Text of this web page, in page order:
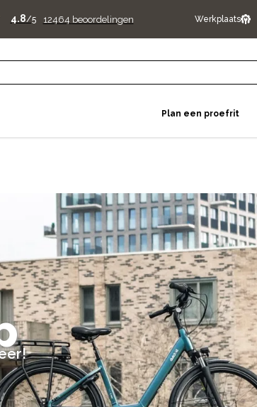
4.8/5 12464 beoordelingen Werkplaats
Plan een proefrit